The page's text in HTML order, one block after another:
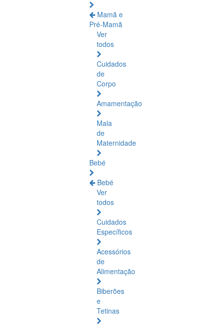
Mamã e
Pré-Mamã
Ver
todos
Cuidados
de
Corpo
Amamentação
Mala
de
Maternidade
Bebé
Bebé
Ver
todos
Cuidados
Específicos
Acessórios
de
Alimentação
Biberões
e
Tetinas